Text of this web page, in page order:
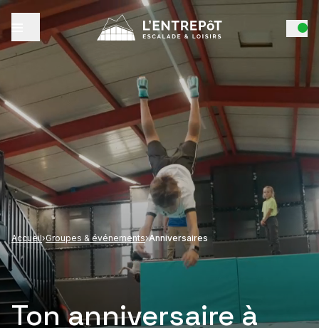
Accueil›Groupes & événements›Anniversaires
Ton anniversaire à